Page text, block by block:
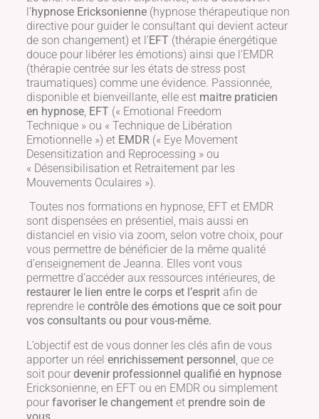
l’hypnose Ericksonienne (hypnose thérapeutique non
directive pour guider le consultant qui devient acteur
de son changement) et l’EFT (thérapie énergétique
douce pour libérer les émotions) ainsi que l’EMDR
(thérapie centrée sur les états de stress post
traumatiques) comme une évidence. Passionnée,
disponible et bienveillante, elle est maitre praticien
en hypnose EFT (« Emotional Freedom
Technique » ou « Technique de Libération
Emotionnelle ») et EMDR (« Eye Movement
Desensitization and Reprocessing » ou
« Désensibilisation et Retraitement par les
Mouvements Oculaires »).
Toutes nos formations en hypnose, EFT et EMDR
sont dispensées en présentiel, mais aussi en
distanciel en visio via zoom, selon votre choix, pour
vous permettre de bénéficier de la même qualité
d’enseignement de Jeanna. Elles vont vous
permettre d’accéder aux ressources intérieures, de
restaurer le lien entre le corps et l’esprit afin de
reprendre lecontrôle des émotions que ce soit pour
vos consultants ou pour vous-même.
L’objectif est de vous donner les clés afin de vous
apporter un réelenrichissement personnel , que ce
soit pourdevenir professionnel qualifié en hypnose
Ericksonienne, en EFT ou en EMDR ou simplement
pourfavoriser le changement et prendre soin de
vous